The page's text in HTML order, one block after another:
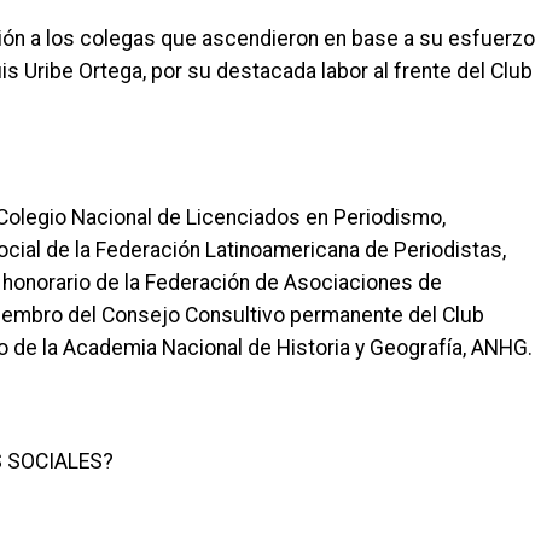
a los colegas que ascendieron en base a su esfuerzo
Uribe Ortega, por su destacada labor al frente del Club
Nacional de Licenciados en Periodismo,
de la Federación Latinoamericana de Periodistas,
de la Federación de Asociaciones de
del Consejo Consultivo permanente del Club
la Academia Nacional de Historia y Geografía, ANHG.
SOCIALES?